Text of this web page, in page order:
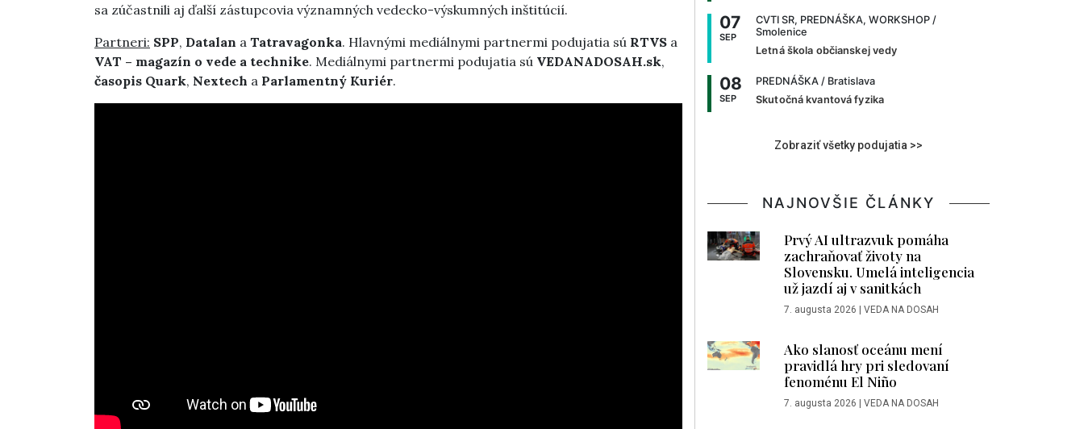
sa zúčastnili aj ďalší zástupcovia významných vedecko-výskumných inštitúcií.
Partneri: SPP, Datalan a Tatravagonka. Hlavnými mediálnymi partnermi podujatia sú RTVS a
VAT – magazín o vede a technike. Mediálnymi partnermi podujatia sú VEDANADOSAH.sk,
časopis Quark, Nextech a Parlamentný Kuriér.
07
SEP
CVTI SR, PREDNÁŠKA, WORKSHOP /
Smolenice
Letná škola občianskej vedy
08
SEP
PREDNÁŠKA / Bratislava
Skutočná kvantová fyzika
Zobraziť všetky podujatia >>
NAJNOVŠIE ČLÁNKY
Prvý AI ultrazvuk pomáha
zachraňovať životy na
Slovensku. Umelá inteligencia
už jazdí aj v sanitkách
7. augusta 2026 | VEDA NA DOSAH
Ako slanosť oceánu mení
pravidlá hry pri sledovaní
fenoménu El Niño
7. augusta 2026 | VEDA NA DOSAH